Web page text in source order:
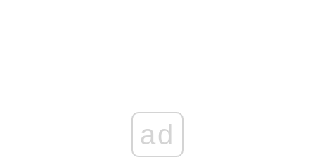
ad